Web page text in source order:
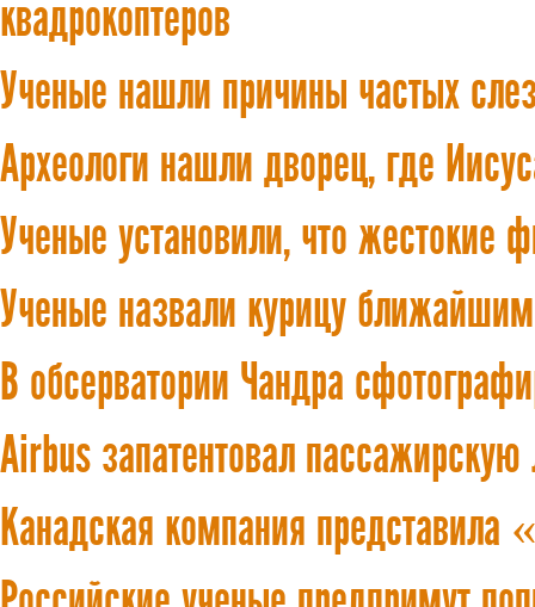
квадрокоптеров
Ученые нашли причины частых
Археологи нашли дворец, где
Ученые установили, что жестокие
Ученые назвали курицу
В обсерватории Чандра
Airbus запатентовал
Канадская компания